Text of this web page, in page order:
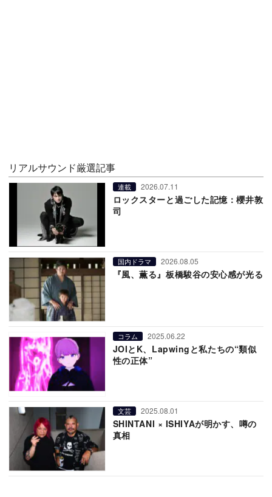
リアルサウンド厳選記事
連載 2026.07.11
ロックスターと過ごした記憶：櫻井敦
司
国内ドラマ 2026.08.05
『風、薫る』板橋駿谷の安心感が光る
コラム 2025.06.22
JOIとK、Lapwingと私たちの“類似
性の正体”
文芸 2025.08.01
SHINTANI × ISHIYAが明かす、噂の
真相